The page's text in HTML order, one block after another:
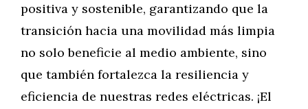
positiva y sostenible, garantizando que la
transición hacia una movilidad más limpia
no solo beneficie al medio ambiente, sino
que también fortalezca la resiliencia y
eficiencia de nuestras redes eléctricas. ¡El